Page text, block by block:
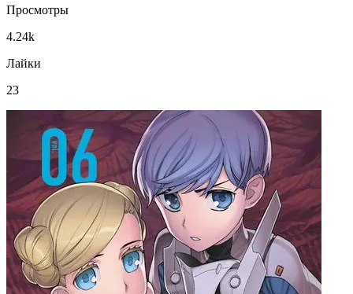
Просмотры
4.24k
Лайки
23